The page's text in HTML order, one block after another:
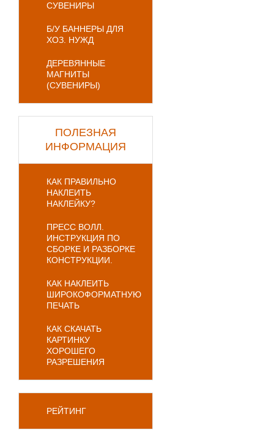
СУВЕНИРЫ
Б/У БАННЕРЫ ДЛЯ
ХОЗ. НУЖД
ДЕРЕВЯННЫЕ
МАГНИТЫ
(СУВЕНИРЫ)
ПОЛЕЗНАЯ
ИНФОРМАЦИЯ
КАК ПРАВИЛЬНО
НАКЛЕИТЬ
НАКЛЕЙКУ?
ПРЕСС ВОЛЛ.
ИНСТРУКЦИЯ ПО
СБОРКЕ И РАЗБОРКЕ
КОНСТРУКЦИИ.
КАК НАКЛЕИТЬ
ШИРОКОФОРМАТНУЮ
ПЕЧАТЬ
КАК СКАЧАТЬ
КАРТИНКУ
ХОРОШЕГО
РАЗРЕШЕНИЯ
РЕЙТИНГ